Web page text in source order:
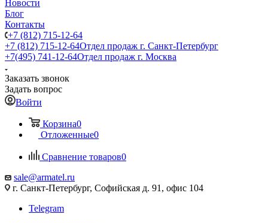
Новости
Блог
Контакты
+7 (812) 715-12-64
+7 (812) 715-12-64Отдел продаж г. Санкт-Петербург
+7(495) 741-12-64Отдел продаж г. Москва
Заказать звонок
Задать вопрос
Войти
Корзина0
Отложенные0
Сравнение товаров0
sale@armatel.ru
г. Санкт-Петербург, Софийская д. 91, офис 104
Telegram